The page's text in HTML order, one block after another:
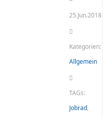
25.Jun.2018
Kategorien:
Allgemein
TAGs:
Jobrad,